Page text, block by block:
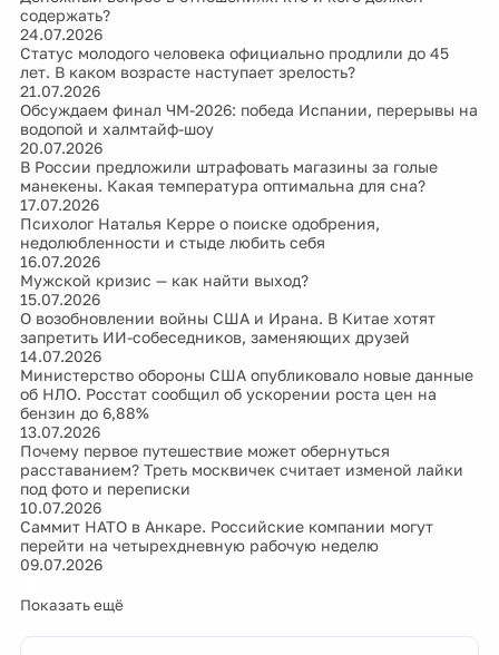
содержать?
24.07.2026
Статус молодого человека официально продлили до 45
лет. В каком возрасте наступает зрелость?
21.07.2026
Обсуждаем финал ЧМ-2026: победа Испании, перерывы на
водопой и халмтайф-шоу
20.07.2026
В России предложили штрафовать магазины за голые
манекены. Какая температура оптимальна для сна?
17.07.2026
Психолог Наталья Керре о поиске одобрения,
недолюбленности и стыде любить себя
16.07.2026
Мужской кризис — как найти выход?
15.07.2026
О возобновлении войны США и Ирана. В Китае хотят
запретить ИИ-собеседников, заменяющих друзей
14.07.2026
Министерство обороны США опубликовало новые данные
об НЛО. Росстат сообщил об ускорении роста цен на
бензин до 6,88%
13.07.2026
Почему первое путешествие может обернуться
расставанием? Треть москвичек считает изменой лайки
под фото и переписки
10.07.2026
Саммит НАТО в Анкаре. Российские компании могут
перейти на четырехдневную рабочую неделю
09.07.2026
Показать ещё